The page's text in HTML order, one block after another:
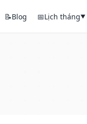
📝Blog 📅Lịch tháng▼